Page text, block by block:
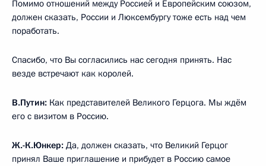
Помимо отношений между Россией и Европейским союзом,
должен сказать, России и Люксембургу тоже есть над чем
поработать.
Спасибо, что Вы согласились нас сегодня принять. Нас
везде встречают как королей.
В.Путин: Как представителей Великого Герцога. Мы ждём
его с визитом в Россию.
Ж.-К.Юнкер: Да, должен сказать, что Великий Герцог
принял Ваше приглашение и прибудет в Россию самое